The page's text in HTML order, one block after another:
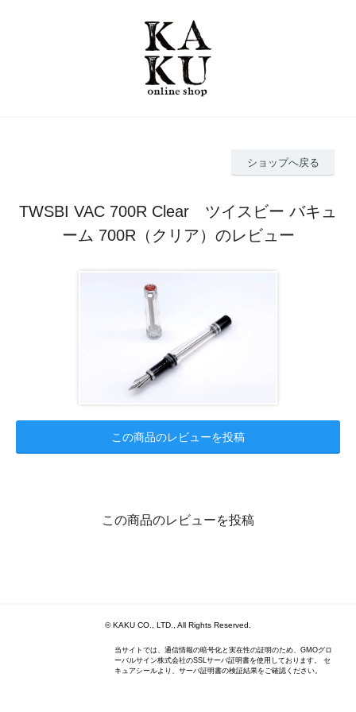
ショップへ戻る
TWSBI VAC 700R Clear ツイスビー バキュ
ーム 700R（クリア）のレビュー
この商品のレビューを投稿
この商品のレビューを投稿
© KAKU CO., LTD., All Rights Reserved.
当サイトでは、通信情報の暗号化と実在性の証明のため、GMOグロ
ーバルサイン株式会社のSSLサーバ証明書を使用しております。 セ
キュアシールより、サーバ証明書の検証結果をご確認ください。